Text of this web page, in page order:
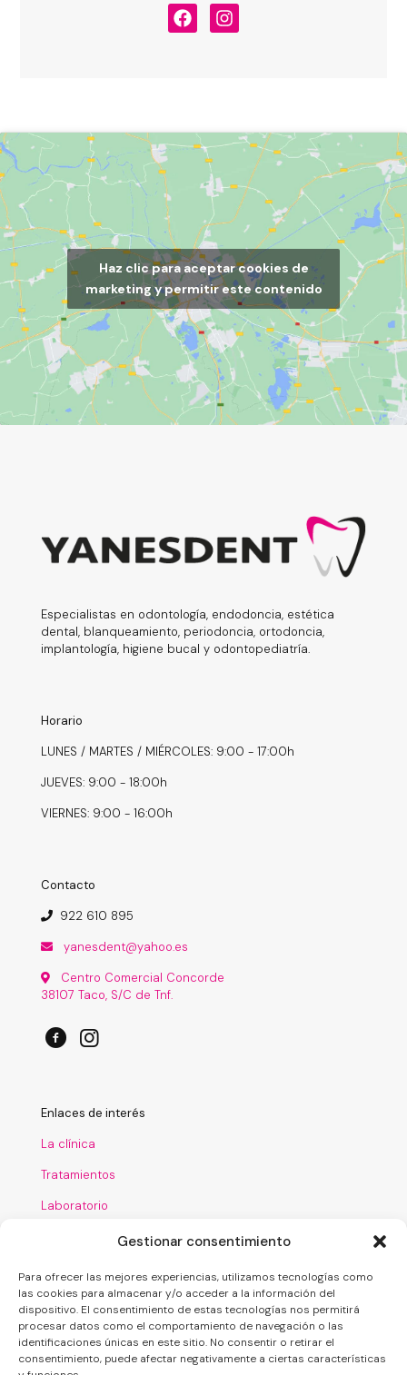
Gestionar consentimiento
Para ofrecer las mejores experiencias, utilizamos tecnologías como
las cookies para almacenar y/o acceder a la información del
dispositivo. El consentimiento de estas tecnologías nos permitirá
procesar datos como el comportamiento de navegación o las
identificaciones únicas en este sitio. No consentir o retirar el
consentimiento, puede afectar negativamente a ciertas características
Haz clic para aceptar cookies de
marketing y permitir este contenido
Especialistas en odontología, endodoncia, estética
dental, blanqueamiento, periodoncia, ortodoncia,
implantología, higiene bucal y odontopediatría.
Horario
LUNES / MARTES / MIÉRCOLES: 9:00 - 17:00h
JUEVES: 9:00 - 18:00h
VIERNES: 9:00 - 16:00h
Contacto
922 610 895
yanesdent@yahoo.es
Centro Comercial Concorde
38107 Taco, S/C de Tnf.
Enlaces de interés
La clínica
Tratamientos
Laboratorio